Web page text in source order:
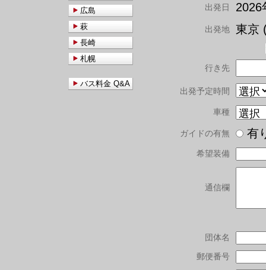
出発日 2026
出発地 東京
行き先
出発予定時間
車種
ガイドの有無
希望装備
通信欄
団体名
郵便番号
広島
萩
長崎
札幌
バス料金 Q&A